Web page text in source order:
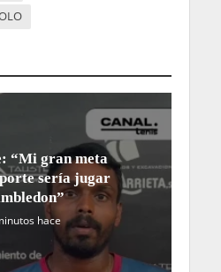
“Mi gran meta
sería jugar
hace